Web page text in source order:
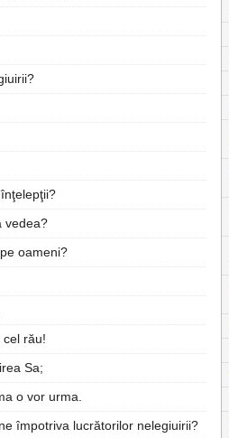
vedea?
oameni?
rău!
Sa;
o vor urma.
împotriva lucrătorilor nelegiuirii?